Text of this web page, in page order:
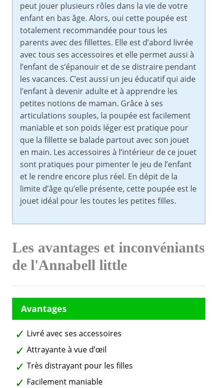
peut jouer plusieurs rôles dans la vie de votre
enfant en bas âge. Alors, oui cette poupée est
totalement recommandée pour tous les
parents avec des fillettes. Elle est d’abord livrée
avec tous ses accessoires et elle permet aussi à
l’enfant de s’épanouir et de se distraire pendant
les vacances. C’est aussi un jeu éducatif qui aide
l’enfant à devenir adulte et à apprendre les
petites notions de maman. Grâce à ses
articulations souples, la poupée est facilement
maniable et son poids léger est pratique pour
que la fillette se balade partout avec son jouet
en main. Les accessoires à l’intérieur de ce jouet
sont pratiques pour pimenter le jeu de l’enfant
et le rendre encore plus réel. En dépit de la
limite d’âge qu’elle présente, cette poupée est le
jouet idéal pour les toutes les petites filles.
Les avantages et inconvéniants
de l'Annabell little
Livré avec ses accessoires
Attrayante à vue d’œil
Très distrayant pour les filles
Facilement maniable